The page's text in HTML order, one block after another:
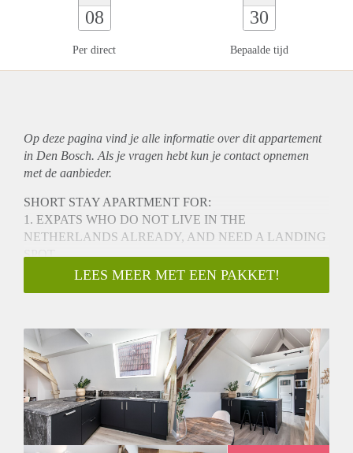
08
Per direct
30
Bepaalde tijd
Op deze pagina vind je alle informatie over ditappartement
in Den Bosch. Als je vragen hebt kun je contact opnemen
met de aanbieder.
SHORT STAY APARTMENT FOR:
1. EXPATS WHO DO NOT LIVE IN THE
NETHERLANDS ALREADY, AND NEED A LANDING
SPOT
2. YOU WILL GET DIVORCED AND NEED TO LIVE
CLOSE TO YOUR CHILDREN
residence has a high ceiling and large windows, allowing
plenty of natural light to enter. Luxury bathroom and well-
equipped kitchen. The spacious apartment is fully furnished.
The Visstraat SHORTSTAY apartments are centrally located,
only a 5 minute walk from 's-Hertogenbosch central station.
These one-bedroom apartments provide the comfort and
convenience of living in a home away from home.
LEES MEER MET EEN PAKKET!